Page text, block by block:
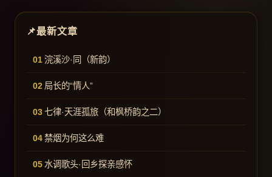
最新文章
浣溪沙·同（新韵）
局长的“情人”
七律·天涯孤旅（和枫桥韵之二）
禁烟为何这么难
水调歌头·回乡探亲感怀